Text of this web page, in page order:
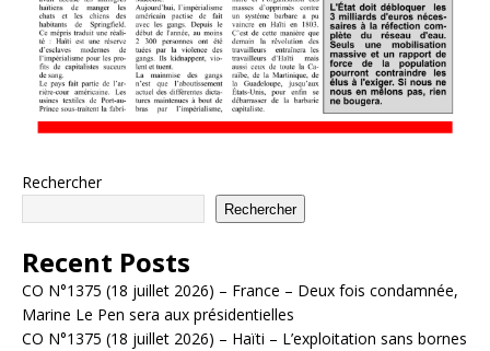
Rechercher
Rechercher
Recent Posts
CO N°1375 (18 juillet 2026) – France – Deux fois condamnée,
Marine Le Pen sera aux présidentielles
CO N°1375 (18 juillet 2026) – Haïti – L’exploitation sans bornes